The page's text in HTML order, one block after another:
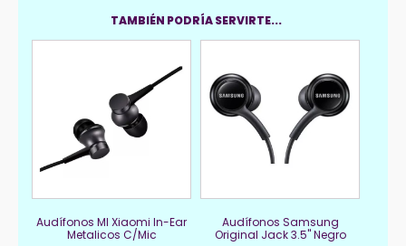
TAMBIÉN PODRÍA SERVIRTE...
Audífonos MI Xiaomi In-Ear
Metalicos C/Mic
Audífonos Samsung
Original Jack 3.5" Negro